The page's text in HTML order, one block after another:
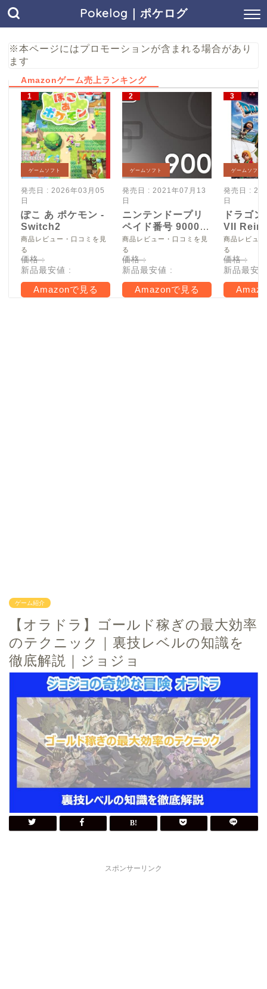
Pokelog｜ポケログ
※本ページにはプロモーションが含まれる場合があり
ます
Amazonゲーム売上ランキング
ゲームソフト
発売日 : 2026年03月05
日
ぽこ あ ポケモン -
Switch2
商品レビュー・口コミを見
る
価格 :
新品最安値 :
Amazonで見る
ゲームソフト
発売日 : 2021年07月13
日
ニンテンドープリ
ペイド番号 9000
円|オンラインコー
ド版
商品レビュー・口コミを見
る
価格 :
新品最安値 :
Amazonで見る
ゲームソフト
発売日 :
日
ドラゴ
VII
Switch2
商品レビュ
る
価格 :
新品最安
ゲーム紹介
【オラドラ】ゴールド稼ぎの最大効率
のテクニック｜裏技レベルの知識を
徹底解説｜ジョジョ
スポンサーリンク